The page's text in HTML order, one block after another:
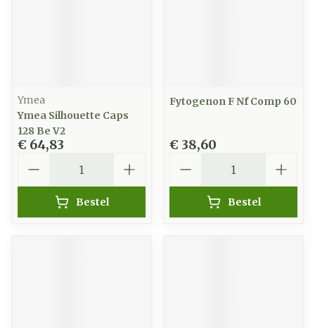
Ymea
Ymea Silhouette Caps
128 Be V2
€ 64,83
Bestel
Fytogenon F Nf Comp 60
€ 38,60
Bestel